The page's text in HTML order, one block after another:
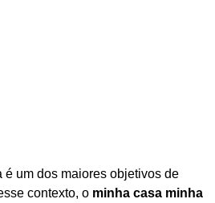
um dos maiores objetivos de
contexto, o minha casa minha